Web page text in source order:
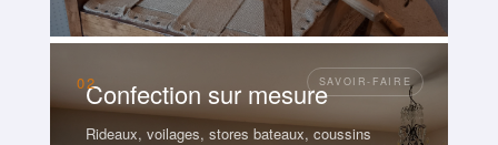
02Confection sur mesure
Rideaux, voilages, stores bateaux, coussins